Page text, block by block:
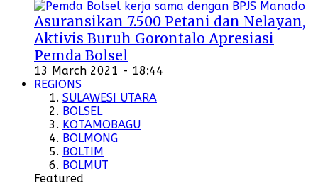
Asuransikan 7.500 Petani dan Nelayan,
Aktivis Buruh Gorontalo Apresiasi
Pemda Bolsel
13 March 2021 - 18:44
REGIONS
SULAWESI UTARA
BOLSEL
KOTAMOBAGU
BOLMONG
BOLTIM
BOLMUT
Featured